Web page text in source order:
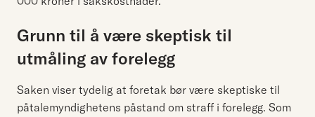
Grunn til å være skeptisk til
utmåling av forelegg
Saken viser tydelig at foretak bør være skeptiske til
påtalemyndighetens påstand om straff i forelegg. Som